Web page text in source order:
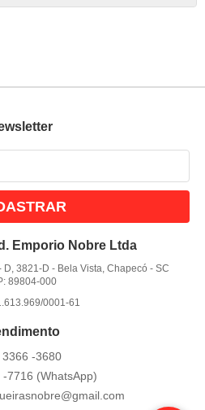
Emporio Nobre Ltda
D, 3821-D - Bela Vista, Chapecó -SC
89804-000
0001-61
3366 -3680
-7716 (WhatsApp)